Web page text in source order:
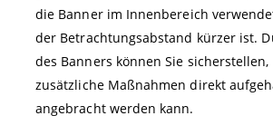
die Banner im Innenbereich
der Betrachtungsabstand kürzer ist.
des Banners können Sie sicherstellen,
zusätzliche Maßnahmen direkt
angebracht werden kann.